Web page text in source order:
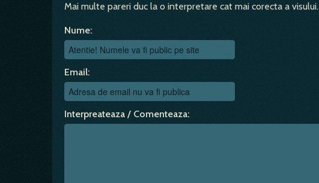
Mai multe pareri duc la o interpretare cat mai corecta a visului.
Nume:
Email:
Interpreateaza / Comenteaza: